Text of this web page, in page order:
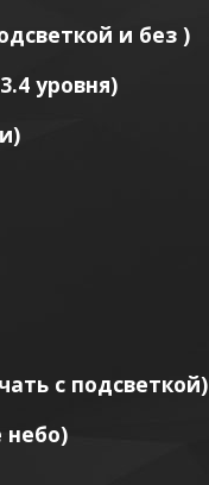
и без )
уровня)
с подсветкой)
небо)